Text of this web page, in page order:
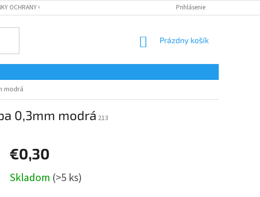
OCHRANY OSOBNÝCH ÚDAJOV Prihlásenie
NÁKUPNÝ
Prázdny košík
modrá
0,3mm modrá 213
€0,30
cena:
Skladom (>5 ks)